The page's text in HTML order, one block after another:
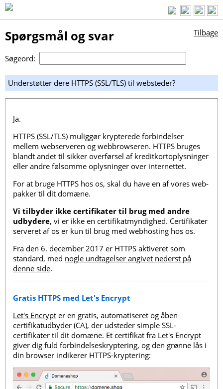
Spørgsmål og svar Tilbage
Søgeord:
Understøtter dere HTTPS (SSL/TLS) til websteder?
Ja.
HTTPS (SSL/TLS) muliggør krypterede forbindelser
mellem webserveren og webbrowseren. HTTPS bruges
blandt andet til sikker overførsel af kreditkortoplysninger
eller andre følsomme oplysninger over internettet.
For at bruge HTTPS hos os, skal du have en af ​​vores web-
pakker til dit domæne.
Vi tilbyder ikke certifikater til brug med andre
udbydere, vi er ikke en certifikatmyndighed. Certifikater
serveret af os er kun til brug med webhosting hos os.
Fra den 6. december 2017 er HTTPS aktiveret som
standard, med nogle undtagelser angivet nederst på
denne side.
Gratis HTTPS med Let's Encrypt
Let's Encrypt er en gratis, automatiseret og åben
certifikatudbyder (CA), der udsteder simple SSL-
certifikater til dit domæne. Et certifikat fra Let's Encrypt
giver dig fuld forbindelseskryptering, og den grønne lås i
din browser indikerer HTTPS-kryptering: